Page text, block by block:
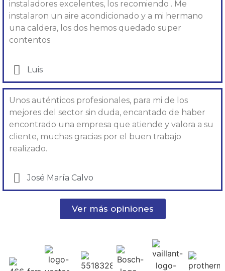
instaladores excelentes, los recomiendo . Me
instalaron un aire acondicionado y a mi hermano
una caldera, los dos hemos quedado super
contentos
Luis
Unos auténticos profesionales, para mi de los
mejores del sector sin duda, encantado de haber
encontrado una empresa que atiende y valora a su
cliente, muchas gracias por el buen trabajo
realizado.
José María Calvo
Ver más opiniones